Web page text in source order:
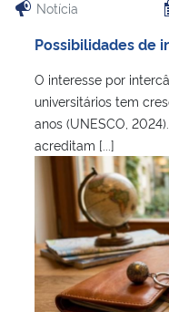
Notícia
Possibilidades de
O interesse por
universitários tem
anos (UNESCO,
acreditam [...]